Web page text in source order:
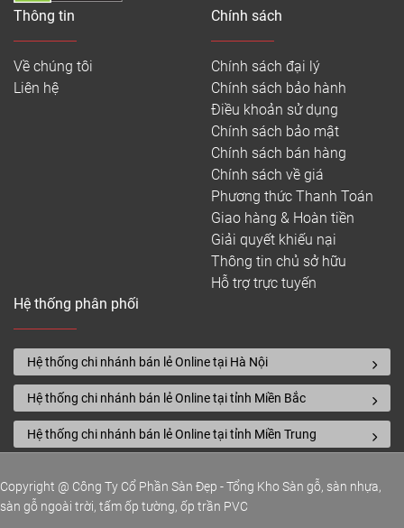
Thông tin
Về chúng tôi
Liên hệ
Chính sách
Chính sách đại lý
Chính sách bảo hành
Điều khoản sử dụng
Chính sách bảo mật
Chính sách bán hàng
Chính sách về giá
Phương thức Thanh Toán
Giao hàng & Hoàn tiền
Giải quyết khiếu nại
Thông tin chủ sở hữu
Hỗ trợ trực tuyến
Hệ thống phân phối
Hệ thống chi nhánh bán lẻ Online tại Hà Nội
Hệ thống chi nhánh bán lẻ Online tại tỉnh Miền Bắc
Hệ thống chi nhánh bán lẻ Online tại tỉnh Miền Trung
Copyright @ Công Ty Cổ Phần Sàn Đẹp - Tổng Kho Sàn gỗ, sàn nhựa,
sàn gỗ ngoài trời, tấm ốp tường, ốp trần PVC